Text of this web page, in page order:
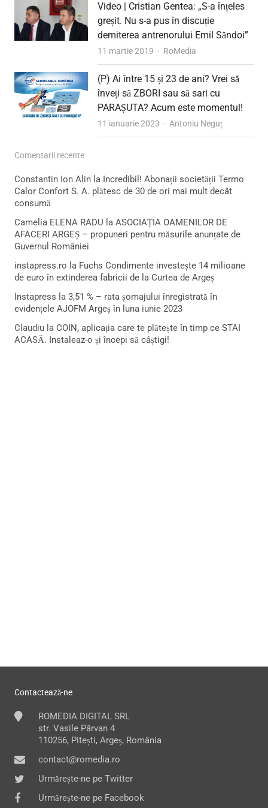
Video | Cristian Gentea: „S-a înțeles
greșit. Nu s-a pus în discuție
demiterea antrenorului Emil Săndoi”
11 martie 2019 Author
RoMedia
(P) Ai între 15 și 23 de ani? Vrei să
înveți să ZBORI sau să sari cu
PARAȘUTA? Acum este momentul!
11 ianuarie 2023 Author
Antoniu Neguț
Comentarii recente
Constantin Ion Alin la Incredibil! Abonații societății Termo
Calor Confort S. A. plătesc de 30 de ori mai mult decât
consumă
Camelia ELENA RADU la ASOCIAȚIA OAMENILOR DE
AFACERI ARGEȘ – propuneri pentru măsurile anunțate de
Guvernul României
instapress.ro la Fuchs Condimente investește 14 milioane
de euro în extinderea fabricii de la Curtea de Argeș
Instapress la 3,51 % – rata șomajului înregistrată în
evidențele AJOFM Argeș în luna iunie 2023
Claudiu la COIN, aplicația care te plătește în timp ce STAI
ACASĂ. Instaleaz-o și începi să câștigi!
Contactează-ne
ROMEDIA DIGITAL SRL
str. Vasile Pârvan 4
110256, Pitești, Argeș, România
contact@romedia.ro
Urmărește-ne pe Twitter
Urmărește-ne pe Facebook